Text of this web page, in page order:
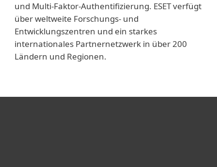
und Multi-Faktor-Authentifizierung. ESET verfügt
über weltweite Forschungs- und
Entwicklungszentren und ein starkes
internationales Partnernetzwerk in über 200
Ländern und Regionen.